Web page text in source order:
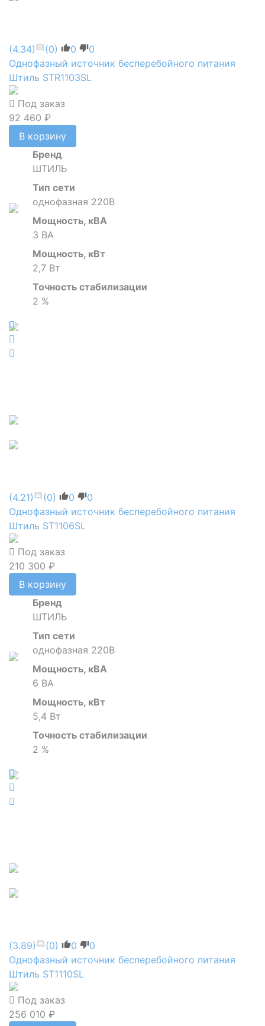
(4.34) (0) 0
0
Однофазный источник бесперебойного питания
Штиль STR1103SL
Под заказ
92 460 ₽
В корзину
Бренд
ШТИЛЬ
Тип сети
однофазная 220В
Мощность, кВА
3 ВА
Мощность, кВт
2,7 Вт
Точность стабилизации
2 %
(4.21) (0) 0
0
Однофазный источник бесперебойного питания
Штиль ST1106SL
Под заказ
210 300 ₽
В корзину
Бренд
ШТИЛЬ
Тип сети
однофазная 220В
Мощность, кВА
6 ВА
Мощность, кВт
5,4 Вт
Точность стабилизации
2 %
(3.89) (0) 0
0
Однофазный источник бесперебойного питания
Штиль ST1110SL
Под заказ
256 010 ₽